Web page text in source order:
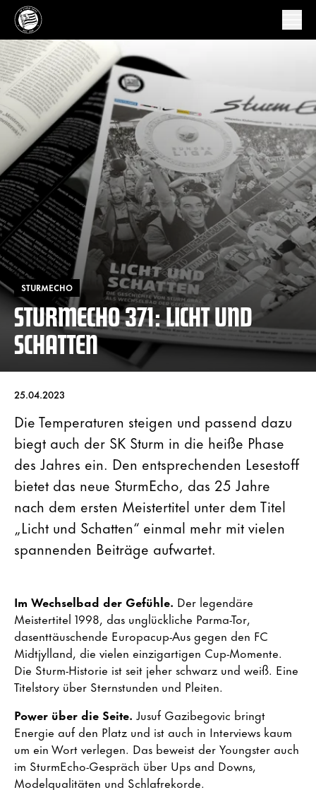
STURMECHO
STURMECHO 371: LICHT UND
SCHATTEN
25.04.2023
Die Temperaturen steigen und passend dazu
biegt auch der SK Sturm in die heiße Phase
des Jahres ein. Den entsprechenden Lesestoff
bietet das neue SturmEcho, das 25 Jahre
nach dem ersten Meistertitel unter dem Titel
„Licht und Schatten“ einmal mehr mit vielen
spannenden Beiträge aufwartet.
Im Wechselbad der Gefühle. Der legendäre
Meistertitel 1998, das unglückliche Parma-Tor,
dasenttäuschende Europacup-Aus gegen den FC
Midtjylland, die vielen einzigartigen Cup-Momente.
Die Sturm-Historie ist seit jeher schwarz und weiß. Eine
Titelstory über Sternstunden und Pleiten.
Power über die Seite. Jusuf Gazibegovic bringt
Energie auf den Platz und ist auch in Interviews kaum
um ein Wort verlegen. Das beweist der Youngster auch
im SturmEcho-Gespräch über Ups and Downs,
Modelqualitäten und Schlafrekorde.